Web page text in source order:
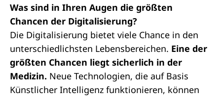
Was sind in Ihren Augen die größten
Chancen der Digitalisierung?
Die Digitalisierung bietet viele Chance in den
unterschiedlichsten Lebensbereichen. Eine der
größten Chancen liegt sicherlich in der
Medizin. Neue Technologien, die auf Basis
Künstlicher Intelligenz funktionieren, können